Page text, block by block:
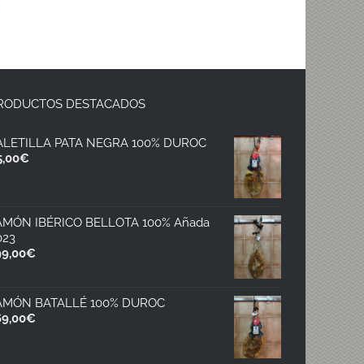
DESTACADOS
PATA NEGRA 100% DUROC
€
IBÉRICO BELLOTA 100% Añada
€
BATALLÉ 100% DUROC
€